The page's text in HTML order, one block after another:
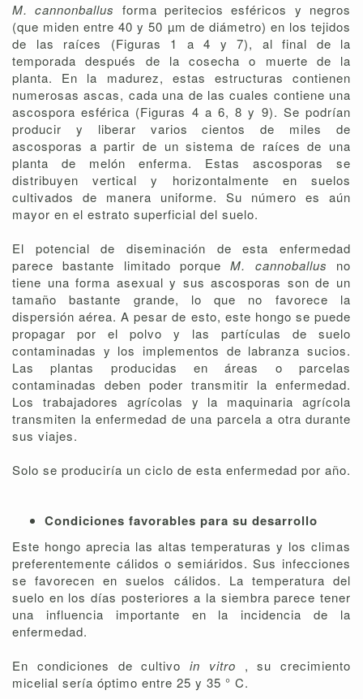
M. cannonballus forma peritecios esféricos y negros
(que miden entre 40 y 50 µm de diámetro) en los tejidos
de las raíces (Figuras 1 a 4 y 7), al final de la
temporada después de la cosecha o muerte de la
planta. En la madurez, estas estructuras contienen
numerosas ascas, cada una de las cuales contiene una
ascospora esférica (Figuras 4 a 6, 8 y 9). Se podrían
producir y liberar varios cientos de miles de
ascosporas a partir de un sistema de raíces de una
planta de melón enferma. Estas ascosporas se
distribuyen vertical y horizontalmente en suelos
cultivados de manera uniforme. Su número es aún
mayor en el estrato superficial del suelo.
El potencial de diseminación de esta enfermedad
parece bastante limitado porqueM. cannoballus no
tiene una forma asexual y sus ascosporas son de un
tamaño bastante grande, lo que no favorece la
dispersión aérea. A pesar de esto, este hongo se puede
propagar por el polvo y las partículas de suelo
contaminadas y los implementos de labranza sucios.
Las plantas producidas en áreas o parcelas
contaminadas deben poder transmitir la enfermedad.
Los trabajadores agrícolas y la maquinaria agrícola
transmiten la enfermedad de una parcela a otra durante
sus viajes.
Solo se produciría un ciclo de esta enfermedad por año.
Condiciones favorables para su desarrollo
Este hongo aprecia las altas temperaturas y los climas
preferentemente cálidos o semiáridos. Sus infecciones
se favorecen en suelos cálidos. La temperatura del
suelo en los días posteriores a la siembra parece tener
una influencia importante en la incidencia de la
enfermedad.
En condiciones de cultivo in vitro , su crecimiento
micelial sería óptimo entre 25 y 35 ° C.